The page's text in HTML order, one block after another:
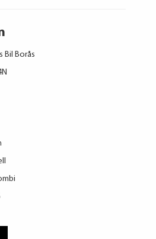
Bil Borås